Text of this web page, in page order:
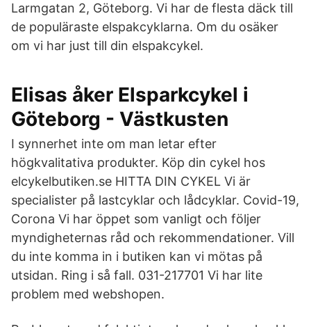
Larmgatan 2, Göteborg. Vi har de flesta däck till
de populäraste elspakcyklarna. Om du osäker
om vi har just till din elspakcykel.
Elisas åker Elsparkcykel i
Göteborg - Västkusten
I synnerhet inte om man letar efter
högkvalitativa produkter. Köp din cykel hos
elcykelbutiken.se HITTA DIN CYKEL Vi är
specialister på lastcyklar och lådcyklar. Covid-19,
Corona Vi har öppet som vanligt och följer
myndigheternas råd och rekommendationer. Vill
du inte komma in i butiken kan vi mötas på
utsidan. Ring i så fall. 031-217701 Vi har lite
problem med webshopen.